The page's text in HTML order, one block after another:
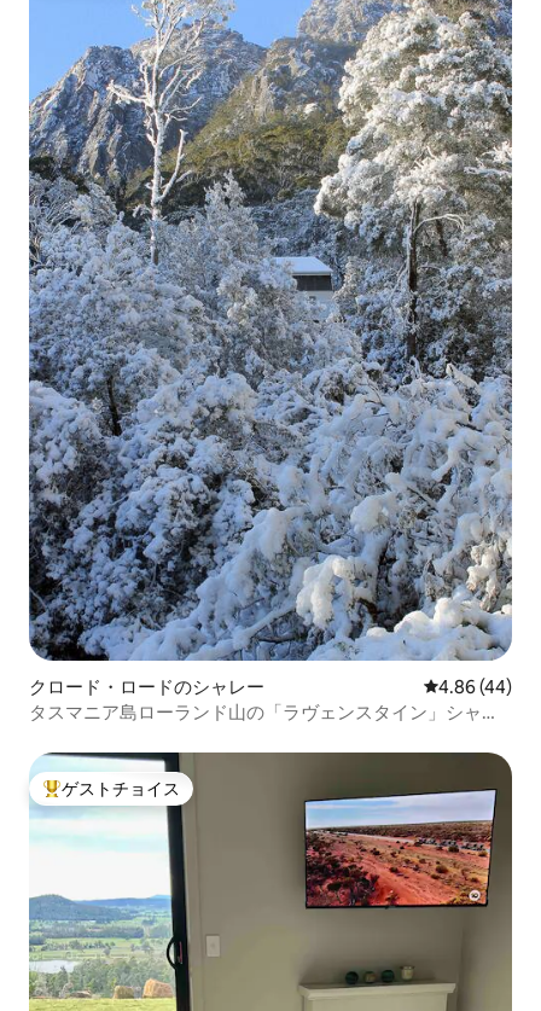
クロード・ロードのシャレー レビュー44
4.86 (44)
タスマニア島ローランド山の「ラヴェンスタイン」シャレ
大好評のゲストチョイスです。
ゲストチョイス